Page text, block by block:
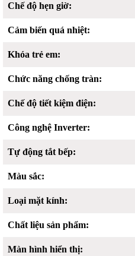
Chế độ hẹn giờ:
Cảm biến quá nhiệt:
Khóa trẻ em:
Chức năng chống tràn:
Chế độ tiết kiệm điện:
Công nghệ Inverter:
Tự động tắt bếp:
Màu sắc:
Loại mặt kính:
Chất liệu sản phẩm:
Màn hình hiển thị: